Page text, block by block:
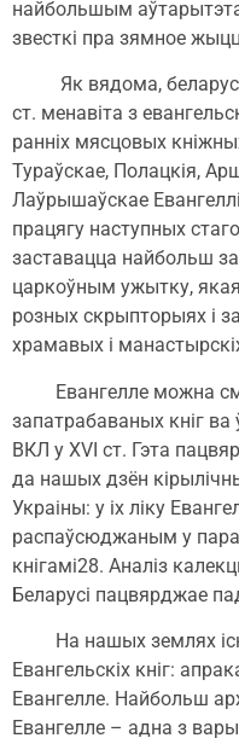
найбольшым
звесткі пра зямное
Як вядома,
ст. менавіта з
ранніх мясцовых
Тураўскае, Полацкія,
Лаўрышаўскае
працягу наступных
заставацца найбольш
царкоўным ужытку,
розных скрыпторыях і
храмавых і
Евангелле можна
запатрабаваных кніг
ВКЛ у XVI ст. Гэта
да нашых дзён
Украіны: у іх ліку
распаўсюджаным у
кнігамі28. Аналіз
Беларусі пацвярджае
На нашых землях
Евангельскіх кніг:
Евангелле. Найбольш
Евангелле – адна з